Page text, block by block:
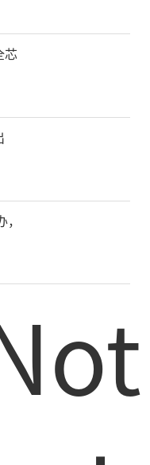
，多处提及两
成效，又提出了
党工委书记、
府工作报告站
，具有很强的
操作性，进一
了共识、鼓舞了
要提高政治站
展阶段、贯彻
局的政治能力、
快打造内陆开放
成高质量发展
区，确保“十四
芯